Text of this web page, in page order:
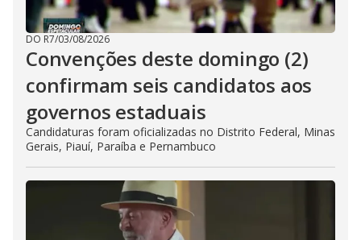
DO R7/03/08/2026
Convenções deste domingo (2)
confirmam seis candidatos aos
governos estaduais
Candidaturas foram oficializadas no Distrito Federal, Minas
Gerais, Piauí, Paraíba e Pernambuco